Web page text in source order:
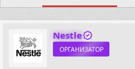
т
м
ы
а
ч
а
л
Nestle
ОРГАНИЗАТОР